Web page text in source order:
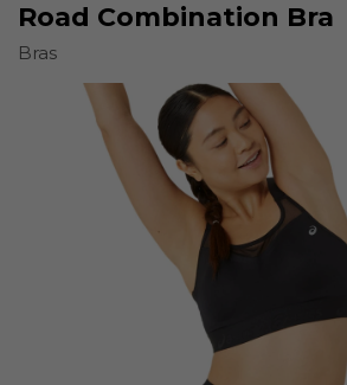
Road Combination Bra
Bras